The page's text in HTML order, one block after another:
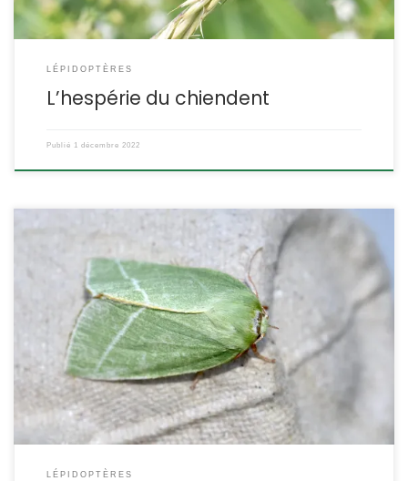
LÉPIDOPTÈRES
L’hespérie du chiendent
Publié 1 décembre 2022
Un papillon vert avec des lignes blanches en chevron, la halias
du hêtre est facile à identifier. Attention malgré tout à ne pas le
confondre avec la halias du chêne (Bena bicolorana) . Cette fiche
devrait vous éviter toute confusion. Pseudoips prasinana
Linnaeus,1758. ( = Pseudoips fagana) (= Pseudoips prasinanus).
POSITION SYSTÉMATIQUE : […]
LÉPIDOPTÈRES